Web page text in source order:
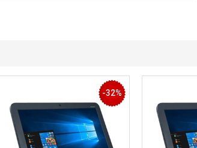
-32%